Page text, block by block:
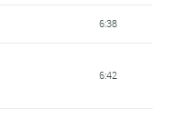
6:38
6:42